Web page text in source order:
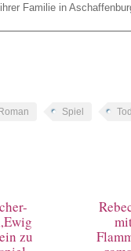
Familie in
Roman Spiel Tod
zu